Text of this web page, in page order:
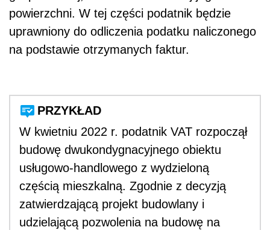
powierzchni. W tej części podatnik będzie
uprawniony do odliczenia podatku naliczonego
na podstawie otrzymanych faktur.
PRZYKŁAD
W kwietniu 2022 r. podatnik VAT rozpoczął
budowę dwukondygnacyjnego obiektu
usługowo-handlowego z wydzieloną
częścią mieszkalną. Zgodnie z decyzją
zatwierdzającą projekt budowlany i
udzielającą pozwolenia na budowę na